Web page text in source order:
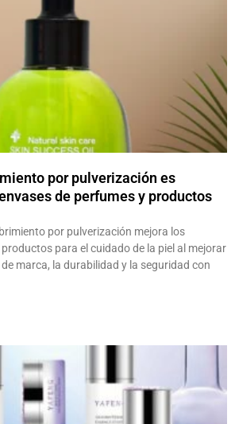
por pulverización es
de perfumes y productos
por pulverización mejora los
para el cuidado de la piel al mejorar
marca, la durabilidad y la seguridad con